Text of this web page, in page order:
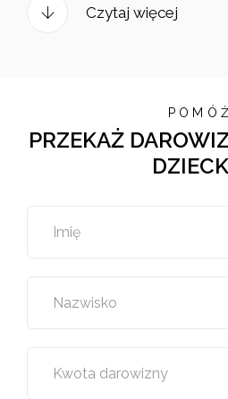
Czytaj więcej
POMÓŻ
PRZEKAŻ
Imię
Nazwisko
Kwota darowizny